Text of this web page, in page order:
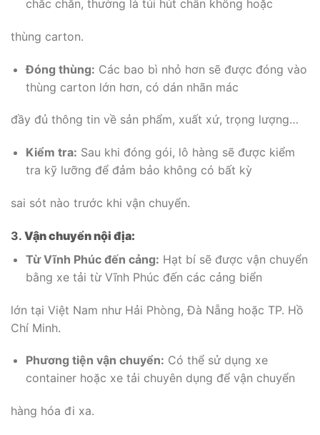
chắc chắn, thường là túi hút chân không hoặc
thùng carton.
Đóng thùng: Các bao bì nhỏ hơn sẽ được đóng vào
thùng carton lớn hơn, có dán nhãn mác
đầy đủ thông tin về sản phẩm, xuất xứ, trọng lượng…
Kiểm tra: Sau khi đóng gói, lô hàng sẽ được kiểm
tra kỹ lưỡng để đảm bảo không có bất kỳ
sai sót nào trước khi vận chuyển.
3. Vận chuyển nội địa:
Từ Vĩnh Phúc đến cảng: Hạt bí sẽ được vận chuyển
bằng xe tải từ Vĩnh Phúc đến các cảng biển
lớn tại Việt Nam như Hải Phòng, Đà Nẵng hoặc TP. Hồ
Chí Minh.
Phương tiện vận chuyển: Có thể sử dụng xe
container hoặc xe tải chuyên dụng để vận chuyển
hàng hóa đi xa.